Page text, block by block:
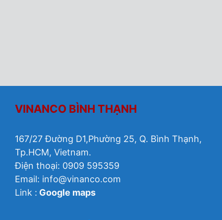
VINANCO BÌNH THẠNH
167/27 Đường D1,Phường 25, Q. Bình Thạnh,
Tp.HCM, Vietnam.
Điện thoại: 0909 595359
Email: info@vinanco.com
Link : Google maps